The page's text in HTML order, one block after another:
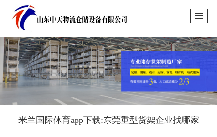
米兰国际体育app下载:东莞重型货架企业找哪家